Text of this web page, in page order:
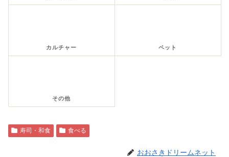
カルチャー ペット
その他
寿司・和食 食べる
おおさきドリームネット